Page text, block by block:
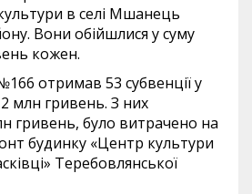
в селі Мшанець
Вони обійшлися у суму
кожен.
отримав 53 субвенції у
млн гривень. З них
гривень, було витрачено на
будинку «Центр культури
Теребовлянської